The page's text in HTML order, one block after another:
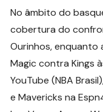
No âmbito do
cobertura do
Ourinhos, enquanto
Magic contra Kings
YouTube (NBA
e Mavericks na